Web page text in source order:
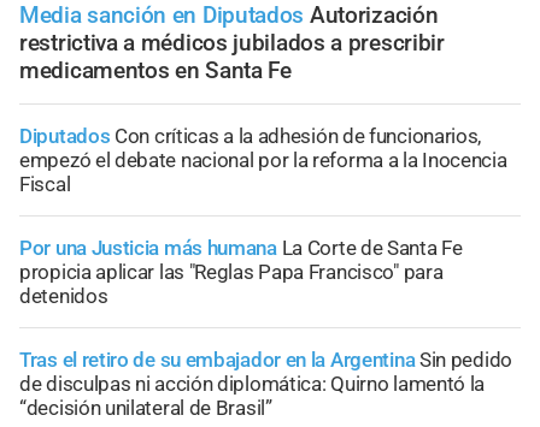
Media sanción en Diputados Autorización
restrictiva a médicos jubilados a prescribir
medicamentos en Santa Fe
Diputados Con críticas a la adhesión de funcionarios,
empezó el debate nacional por la reforma a la Inocencia
Fiscal
Por una Justicia más humana La Corte de Santa Fe
propicia aplicar las "Reglas Papa Francisco" para
detenidos
Tras el retiro de su embajador en la ArgentinaSin pedido
de disculpas ni acción diplomática: Quirno lamentó la
“decisión unilateral de Brasil”